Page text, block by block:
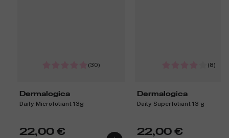
(30)
Dermalogica
Daily Microfoliant 13g
22,00 €
(8)
Dermalogica
Daily Superfoliant 13 g
22,00 €